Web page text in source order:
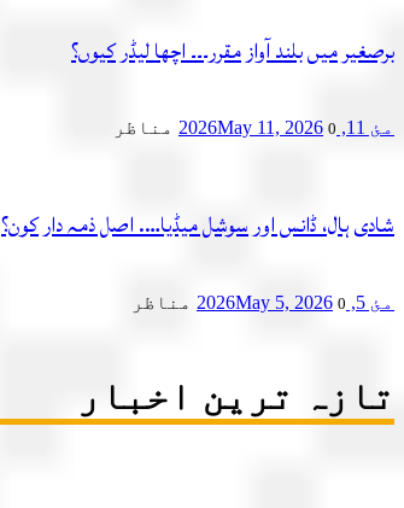
برصغیر میں بلند آواز مقرر۔۔۔ اچھا لیڈر کیوں؟
مئ 11, 2026 May 11, 2026 0 مناظر
شادی ہال، ڈانس اور سوشل میڈیا…. اصل ذمہ دار کون؟
مئ 5, 2026 May 5, 2026 0 مناظر
تازہ ترین اخبار